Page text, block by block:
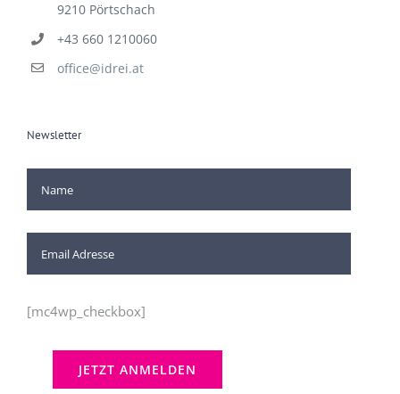
9210 Pörtschach
+43 660 1210060
office@idrei.at
Newsletter
[mc4wp_checkbox]